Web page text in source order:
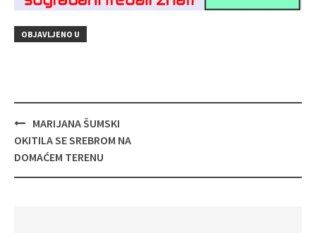
OBJAVLJENO U
Navigacija
objava
MARIJANA ŠUMSKI
OKITILA SE SREBROM NA
DOMAĆEM TERENU